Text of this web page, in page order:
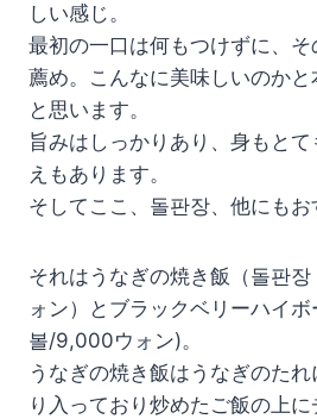
しい感じ。
最初の一口は何もつけずに、
薦め。こんなに美味しいのか
と思います。
旨みはしっかりあり、身もと
えもあります。
そしてここ、돌판장、他にもお
それはうなぎの焼き飯（돌판
ォン）とブラックベリーハイ
볼/9,000ウォン)。
うなぎの焼き飯はうなぎのた
り入っており炒めたご飯の上に